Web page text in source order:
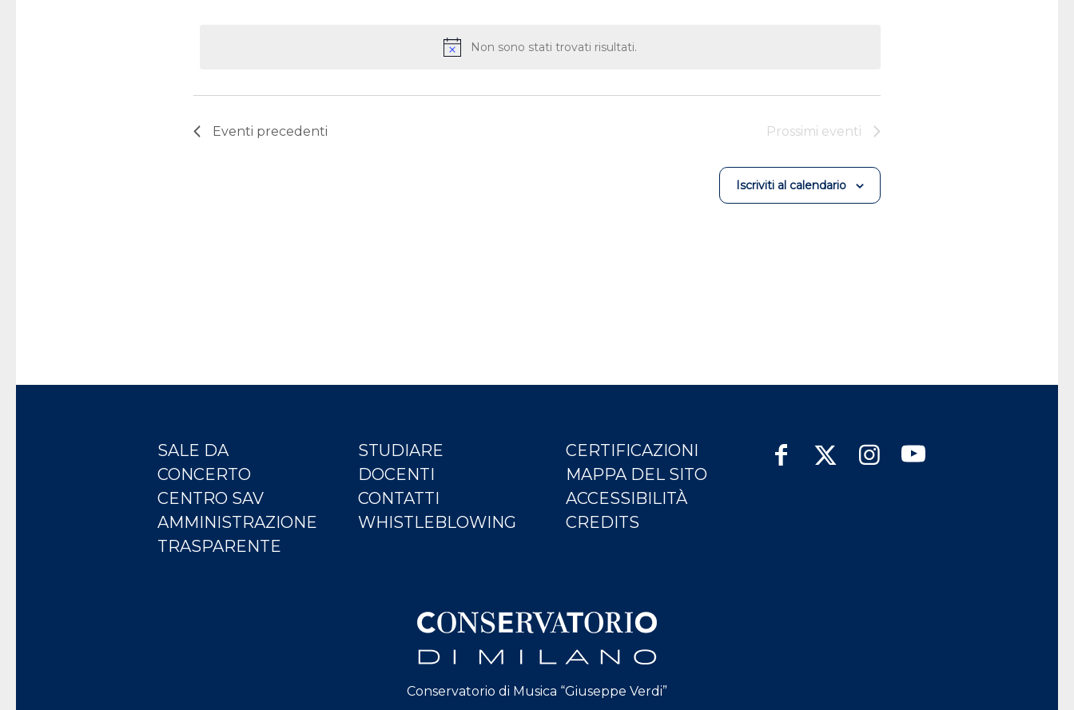
Avviso
Non sono stati trovati risultati.
Eventi precedenti Prossimi eventi
Iscriviti al calendario
SALE DA
CONCERTO
CENTRO SAV
AMMINISTRAZIONE
TRASPARENTE
STUDIARE
DOCENTI
CONTATTI
WHISTLEBLOWING
CERTIFICAZIONI
MAPPA DEL SITO
ACCESSIBILITÀ
CREDITS
Conservatorio di Musica “Giuseppe Verdi”